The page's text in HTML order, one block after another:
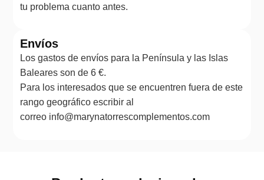
tu problema cuanto antes.
Envíos
Los gastos de envíos para la Península y las Islas
Baleares son de 6 €.
Para los interesados que se encuentren fuera de este
rango geográfico escribir al
correo info@marynatorrescomplementos.com